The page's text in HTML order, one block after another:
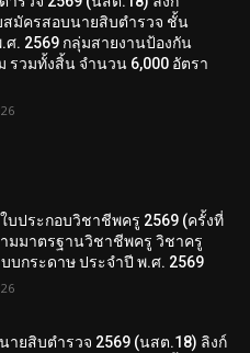
สมัครสอบนายสิบตำรวจ ชั้น
ศ. 2569 กลุ่มสายงานป้องกัน
รวมทั้งสิ้น จำนวน 6,000 อัตรา
บประกอบวิชาชีพครู 2569 (ครั้งที่
มมาตรฐานวิชาชีพครู วิชาครู
บกระดาษ ประจำปี พ.ศ. 2569
ายสิบตำรวจ 2569 (นสต.18) ลิงก์